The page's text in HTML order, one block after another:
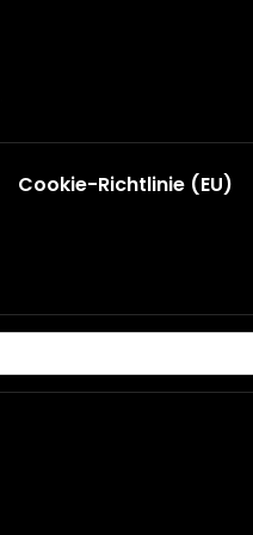
Cookie-Richtlinie (EU)